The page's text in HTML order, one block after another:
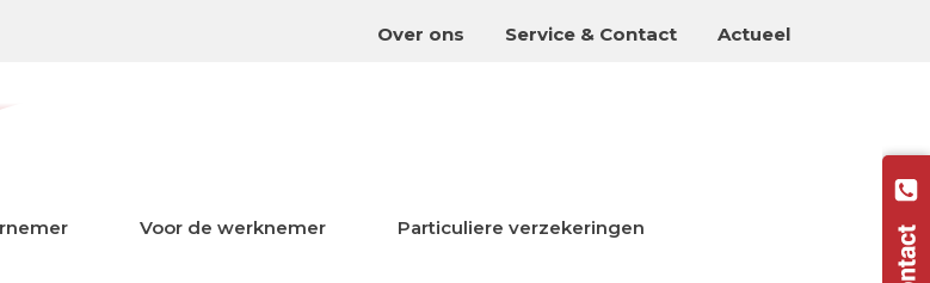
Over ons Service & Contact Actueel
Voor de werknemer Particuliere verzekeringen